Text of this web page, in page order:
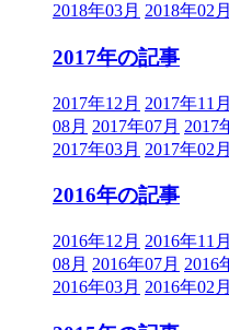
2018年03月 2018年02月
2017年の記事
2017年12月 2017年11月
08月 2017年07月 2017
2017年03月 2017年02月
2016年の記事
2016年12月 2016年11月
08月 2016年07月 2016
2016年03月 2016年02月